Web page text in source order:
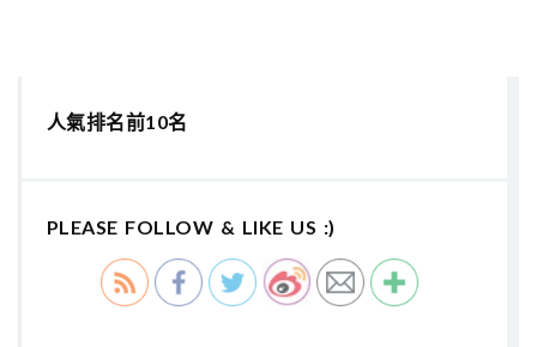
人氣排名前10名
PLEASE FOLLOW & LIKE US :)